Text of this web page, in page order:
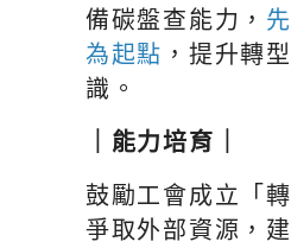
備碳盤查能力，
為起點 ，提升轉
識。
｜能力培育｜
鼓勵工會成立「
爭取外部資源，